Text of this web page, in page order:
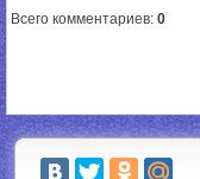
Всего комментариев: 0